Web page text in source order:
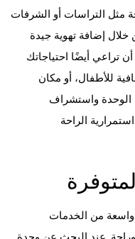
مثل التراسات أو الشرفات
إضافة تهوية جيدة
تراعي أيضًا احتياجاتك
للأطفال، أو مكان
واستشراف
الراحة
واسعة من الخدمات